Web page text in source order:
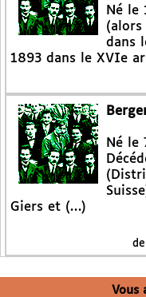
Né le
(alors
dans
1893 dans le XVIe
Né le
Giers et (…)
Vous